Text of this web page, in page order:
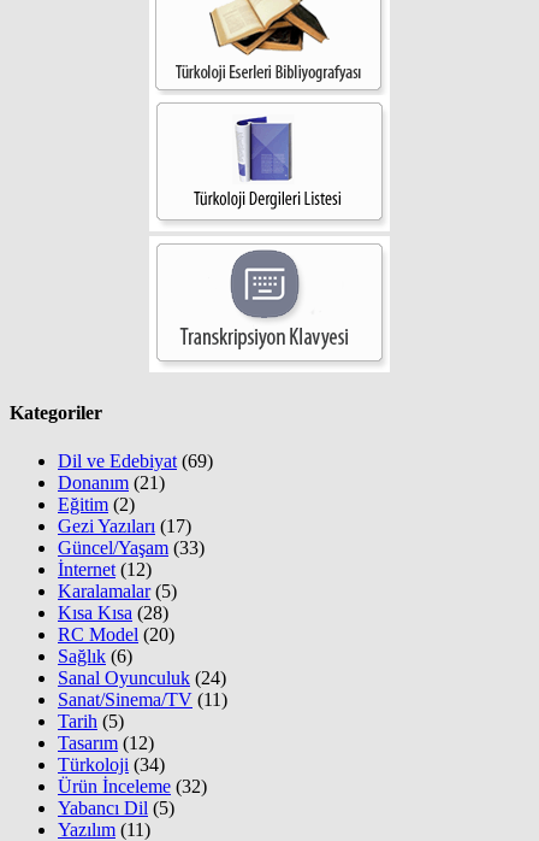
Kategoriler
Dil ve Edebiyat (69)
Donanım (21)
Eğitim (2)
Gezi Yazıları (17)
Güncel/Yaşam (33)
İnternet (12)
Karalamalar(5)
Kısa Kısa (28)
RC Model (20)
Sağlık (6)
Sanal Oyunculuk (24)
Sanat/Sinema/TV (11)
Tarih (5)
Tasarım (12)
Türkoloji (34)
Ürün İnceleme (32)
Yabancı Dil (5)
Yazılım (11)